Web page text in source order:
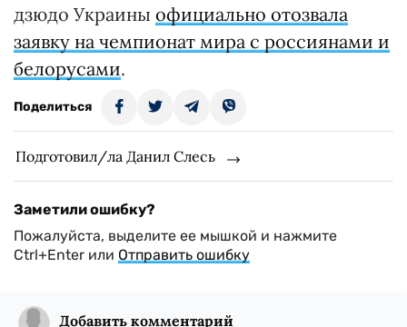
дзюдо Украины официально отозвала
заявку на чемпионат мира с россиянами и
белорусами.
Поделиться
Подготовил/ла Данил Слесь
Заметили ошибку?
Пожалуйста, выделите ее мышкой и нажмите
Ctrl+Enter или Отправить ошибку
Добавить комментарий